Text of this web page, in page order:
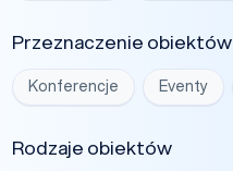
Przeznaczenie obiektów
Konferencje Eventy
Rodzaje obiektów